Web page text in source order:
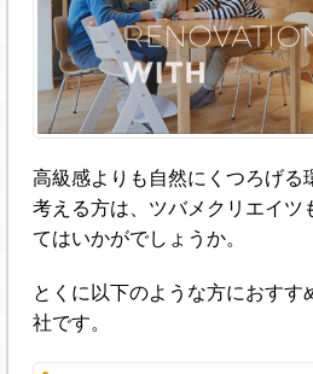
高級感よりも自然にくつろげる
考える方は、ツバメクリエイツ
てはいかがでしょうか。
とくに以下のような方におすす
社です。